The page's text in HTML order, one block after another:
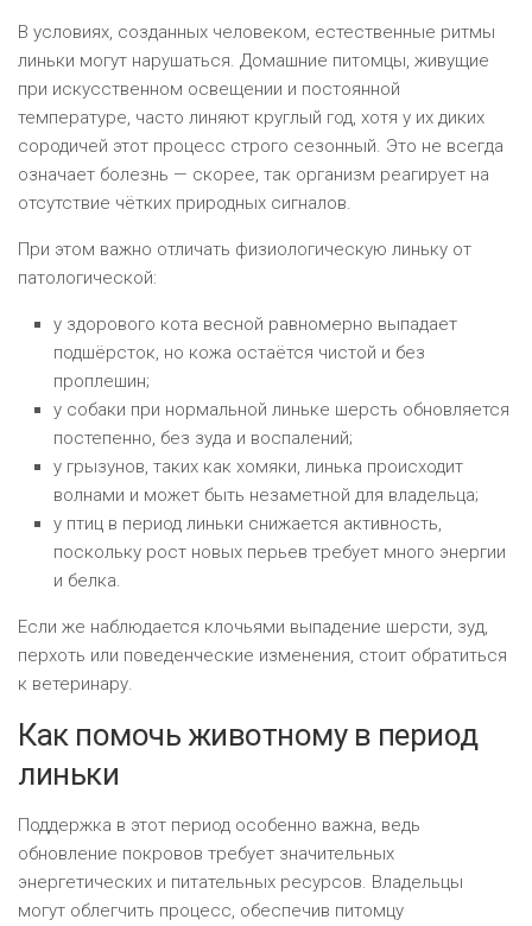
В условиях, созданных человеком, естественные ритмы
линьки могут нарушаться. Домашние питомцы, живущие
при искусственном освещении и постоянной
температуре, часто линяют круглый год, хотя у их диких
сородичей этот процесс строго сезонный. Это не всегда
означает болезнь — скорее, так организм реагирует на
отсутствие чётких природных сигналов.
При этом важно отличать физиологическую линьку от
патологической:
у здорового кота весной равномерно выпадает
подшёрсток, но кожа остаётся чистой и без
проплешин;
у собаки при нормальной линьке шерсть обновляется
постепенно, без зуда и воспалений;
у грызунов, таких как хомяки, линька происходит
волнами и может быть незаметной для владельца;
у птиц в период линьки снижается активность,
поскольку рост новых перьев требует много энергии
и белка.
Если же наблюдается клочьями выпадение шерсти, зуд,
перхоть или поведенческие изменения, стоит обратиться
к ветеринару.
Как помочь животному в период
линьки
Поддержка в этот период особенно важна, ведь
обновление покровов требует значительных
энергетических и питательных ресурсов. Владельцы
могут облегчить процесс, обеспечив питомцу